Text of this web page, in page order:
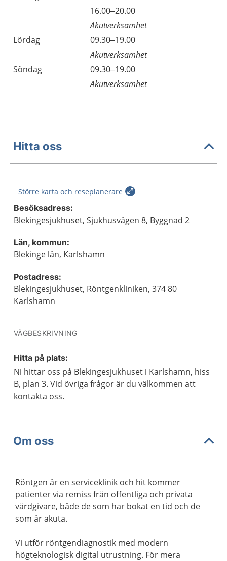
16.00–20.00
Akutverksamhet
Lördag
09.30–19.00
Akutverksamhet
Söndag
09.30–19.00
Akutverksamhet
Hitta oss
Större karta och reseplanerare
Besöksadress:
Blekingesjukhuset, Sjukhusvägen 8, Byggnad 2
Län, kommun:
Blekinge län, Karlshamn
Postadress:
Blekingesjukhuset, Röntgenkliniken, 374 80
Karlshamn
VÄGBESKRIVNING
Hitta på plats:
Ni hittar oss på Blekingesjukhuset i Karlshamn, hiss
B, plan 3. Vid övriga frågor är du välkommen att
kontakta oss.
Om oss
Röntgen är en serviceklinik och hit kommer
patienter via remiss från offentliga och privata
vårdgivare, både de som har bokat en tid och de
som är akuta.
Vi utför röntgendiagnostik med modern
högteknologisk digital utrustning. För mera